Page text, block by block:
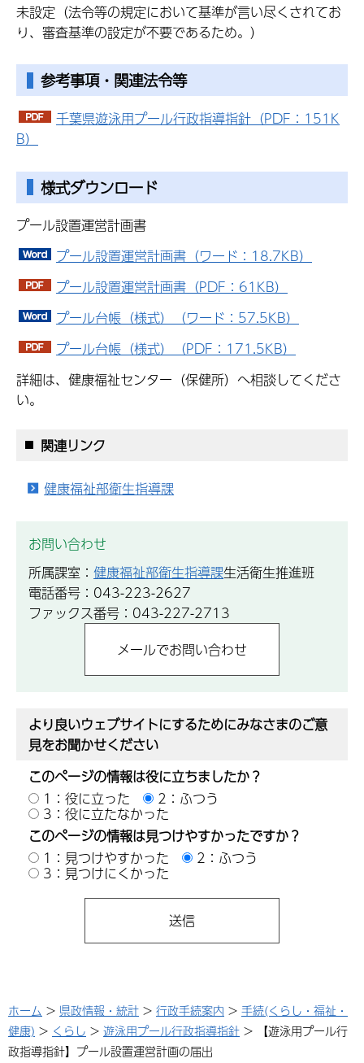
未設定（法令等の規定において基準が言い尽くされてお
り、審査基準の設定が不要であるため。）
参考事項・関連法令等
千葉県遊泳用プール行政指導指針（PDF：151K
B）
様式ダウンロード
プール設置運営計画書
プール設置運営計画書（ワード：18.7KB）
プール設置運営計画書（PDF：61KB）
プール台帳（様式）（ワード：57.5KB）
プール台帳（様式）（PDF：171.5KB）
詳細は、健康福祉センター（保健所）へ相談してくださ
い。
関連リンク
健康福祉部衛生指導課
お問い合わせ
所属課室： 健康福祉部衛生指導課生活衛生推進班
電話番号：043-223-2627
ファックス番号：043-227-2713
より良いウェブサイトにするためにみなさまのご意
見をお聞かせください
このページの情報は役に立ちましたか？
1：役に立った
2：ふつう
3：役に立たなかった
このページの情報は見つけやすかったですか？
1：見つけやすかった
2：ふつう
3：見つけにくかった
ホーム > 県政情報・統計 > 行政手続案内 > 手続(くらし・福祉・
健康) > くらし > 遊泳用プール行政指導指針 > 【遊泳用プール行
政指導指針】プール設置運営計画の届出